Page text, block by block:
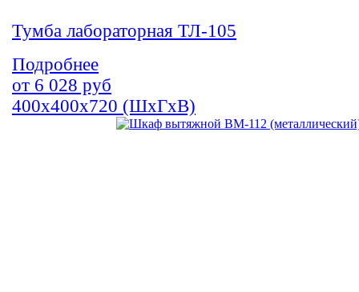
Тумба лабораторная ТЛ-105
Подробнее
от 6 028 руб
400х400х720 (ШхГхВ)